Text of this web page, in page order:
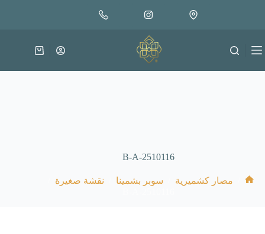
متوفر في المخزون
إضافة إلى السلة
عربة
B-A-2510116
مصار كشميرية سوبر بشمينا نقشة صغيرة